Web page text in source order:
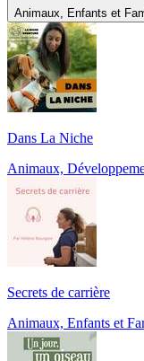
Animaux, Enfants et
Dans La Niche
Animaux,
Secrets de carrière
Animaux, Enfants et